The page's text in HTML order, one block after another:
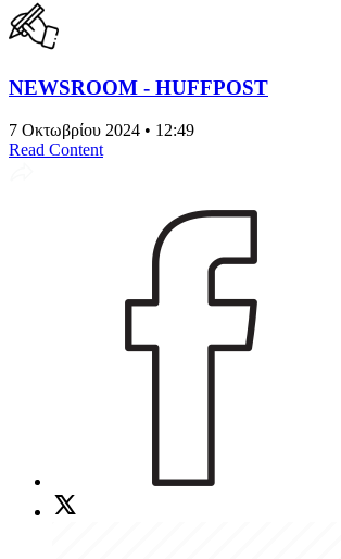
NEWSROOM - HUFFPOST
7 Οκτωβρίου 2024 • 12:49
Read Content